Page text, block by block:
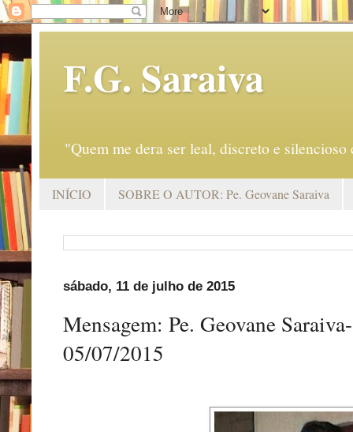
F.G. Saraiva
"Quem me dera ser leal, discreto e
INÍCIO SOBRE O AUTOR: Pe. Geovane Saraiva
sábado, 11 de julho de 2015
Mensagem: Pe. Geovane
05/07/2015